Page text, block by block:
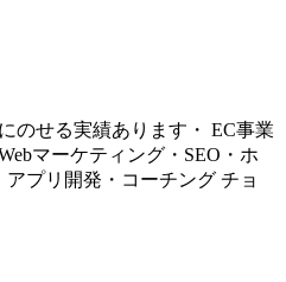
のせる実績あります・ EC事業
マーケティング・SEO・ホ
プリ開発・コーチング チョ